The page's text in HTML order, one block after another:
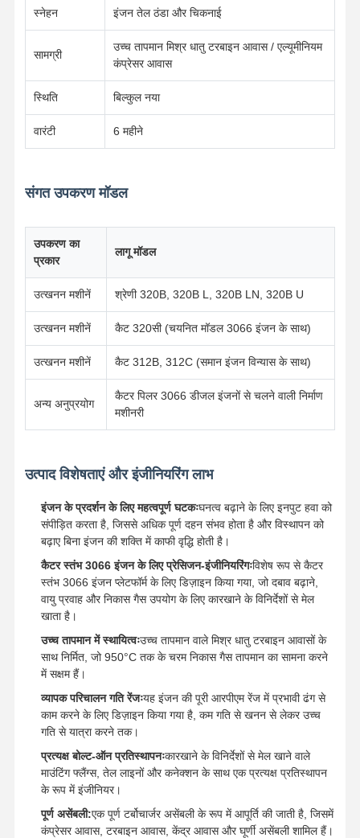
गुणवत्ता नियंत्रण हमसे संपर्क करें अभी चैट करें
कोमात्सु खुदाई इंजन के पुर्जे
मित्सुबिशी खुदाई इंजन के पुर्जे
कुबोटा इंजन पार्ट्स
कमिंस इंजन पार्ट्स
यानमार इंजन पार्ट्स
DOOSAN उत्खनन इंजन भागों
इसुजु उत्खनन इंजन भागों
इंजन ऑयल पंप
इंजन कनेक्टिंग रॉड
इंजन सिलेंडर हेड
इंजन पिस्टन रिंग
डीजल इंजन कैंषफ़्ट
इंजन टर्बोचार्जर
अन्य ब्रांड गैस्केट किट
स्नेहन इंजन तेल ठंडा और चिकनाई
सामग्री
उच्च तापमान मिश्र धातु टरबाइन आवास / एल्यूमीनियम
कंप्रेसर आवास
स्थिति बिल्कुल नया
वारंटी 6 महीने
संगत उपकरण मॉडल
उपकरण का
प्रकार
लागू मॉडल
उत्खनन मशीनें श्रेणी 320B, 320B L, 320B LN, 320B U
उत्खनन मशीनें कैट 320सी (चयनित मॉडल 3066 इंजन के साथ)
उत्खनन मशीनें कैट 312B, 312C (समान इंजन विन्यास के साथ)
अन्य अनुप्रयोग
कैटर पिलर 3066 डीजल इंजनों से चलने वाली निर्माण
मशीनरी
उत्पाद विशेषताएं और इंजीनियरिंग लाभ
इंजन के प्रदर्शन के लिए महत्वपूर्ण घटकःघनत्व बढ़ाने के लिए इनपुट हवा को
संपीड़ित करता है, जिससे अधिक पूर्ण दहन संभव होता है और विस्थापन को
बढ़ाए बिना इंजन की शक्ति में काफी वृद्धि होती है।
कैटर स्तंभ 3066 इंजन के लिए प्रेसिजन-इंजीनियरिंगःविशेष रूप से कैटर
स्तंभ 3066 इंजन प्लेटफॉर्म के लिए डिज़ाइन किया गया, जो दबाव बढ़ाने,
वायु प्रवाह और निकास गैस उपयोग के लिए कारखाने के विनिर्देशों से मेल
खाता है।
उच्च तापमान में स्थायित्वःउच्च तापमान वाले मिश्र धातु टरबाइन आवासों के
साथ निर्मित, जो 950°C तक के चरम निकास गैस तापमान का सामना करने
में सक्षम हैं।
व्यापक परिचालन गति रेंजःयह इंजन की पूरी आरपीएम रेंज में प्रभावी ढंग से
काम करने के लिए डिज़ाइन किया गया है, कम गति से खनन से लेकर उच्च
गति से यात्रा करने तक।
प्रत्यक्ष बोल्ट-ऑन प्रतिस्थापनःकारखाने के विनिर्देशों से मेल खाने वाले
माउंटिंग फ्लैंग्स, तेल लाइनों और कनेक्शन के साथ एक प्रत्यक्ष प्रतिस्थापन
के रूप में इंजीनियर।
पूर्ण असेंबली:एक पूर्ण टर्बोचार्जर असेंबली के रूप में आपूर्ति की जाती है, जिसमें
कंप्रेसर आवास, टरबाइन आवास, केंद्र आवास और घूर्णी असेंबली शामिल हैं।